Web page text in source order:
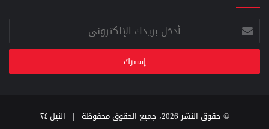
أدخل
بريدك
الإلكتروني
© حقوق النشر 2026، جميع الحقوق محفوظة |
النيل ٢٤